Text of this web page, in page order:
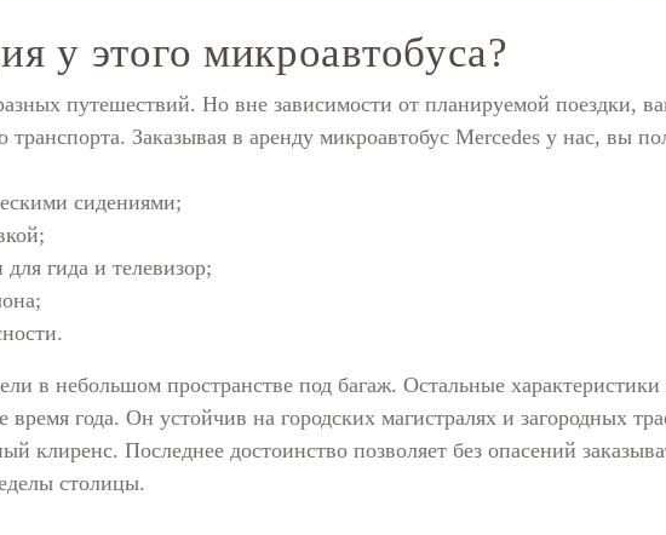
у этого микроавтобуса?
путешествий. Но вне зависимости от планируемой поездки,
Заказывая в аренду микроавтобус Mercedes у нас, вы
сидениями;
гида и телевизор;
в небольшом пространстве под багаж. Остальные характеристики
года. Он устойчив на городских магистралях и загородных
клиренс. Последнее достоинство позволяет без опасений
столицы.